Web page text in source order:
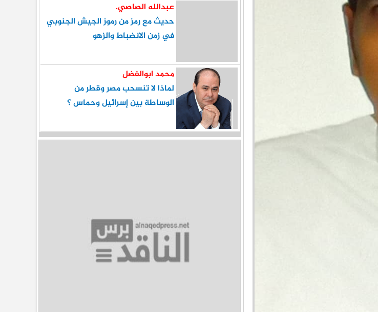
عبدالله الصاصي.
حديث مع رمز من رموز الجيش الجنوبي
في زمن الانضباط والزهو
محمد ابوالفضل
لماذا لا تنسحب مصر وقطر من
الوساطة بين إسرائيل وحماس ؟